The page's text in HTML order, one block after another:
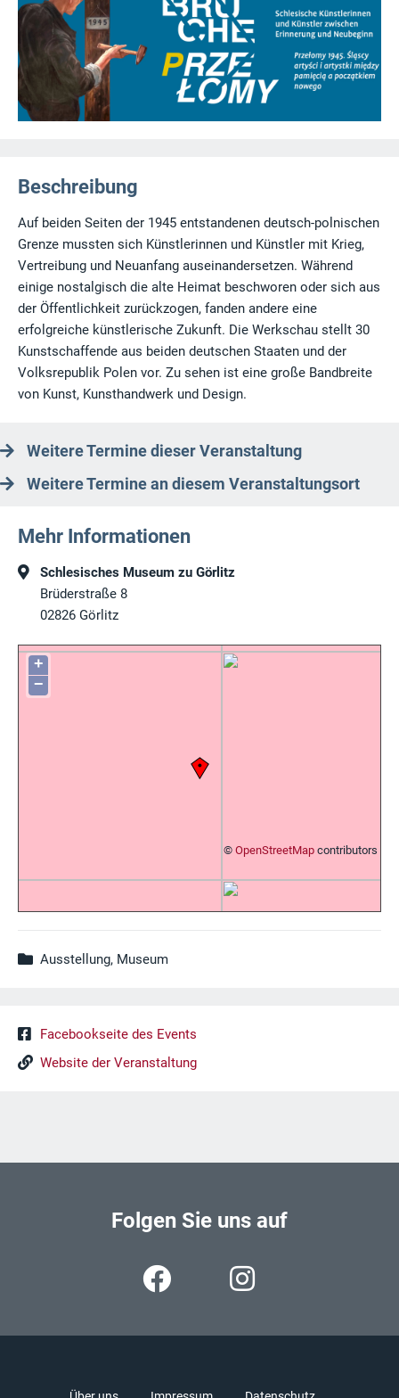
Beschreibung
Auf beiden Seiten der 1945 entstandenen deutsch-polnischen
Grenze mussten sich Künstlerinnen und Künstler mit Krieg,
Vertreibung und Neuanfang auseinandersetzen. Während
einige nostalgisch die alte Heimat beschworen oder sich aus
der Öffentlichkeit zurückzogen, fanden andere eine
erfolgreiche künstlerische Zukunft. Die Werkschau stellt 30
Kunstschaffende aus beiden deutschen Staaten und der
Volksrepublik Polen vor. Zu sehen ist eine große Bandbreite
von Kunst, Kunsthandwerk und Design.
Weitere Termine dieser Veranstaltung
Weitere Termine an diesem Veranstaltungsort
Mehr Informationen
Schlesisches Museum zu Görlitz
Brüderstraße 8
02826 Görlitz
+
−
© OpenStreetMap contributors
Ausstellung, Museum
Facebookseite des Events
Website der Veranstaltung
Folgen Sie uns auf